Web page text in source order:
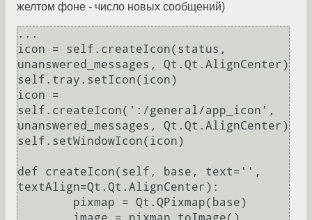
желтом фоне - число новых сообщений)
...
icon = self.createIcon(status,
unanswered_messages, Qt.Qt.AlignCenter)
self.tray.setIcon(icon)
icon =
self.createIcon(':/general/app_icon',
unanswered_messages, Qt.Qt.AlignCenter)
self.setWindowIcon(icon)
def createIcon(self, base, text='',
textAlign=Qt.Qt.AlignCenter):